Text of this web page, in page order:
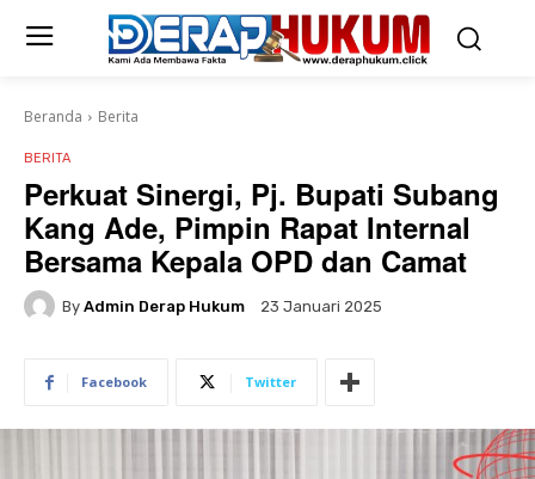
Beranda Berita
BERITA
Perkuat Sinergi, Pj. Bupati Subang
Kang Ade, Pimpin Rapat Internal
Bersama Kepala OPD dan Camat
By Admin Derap Hukum 23 Januari 2025
Facebook Twitter